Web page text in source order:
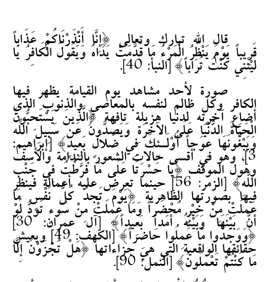
قال الله تبارك وتعالى {إِنَّا أَنْذَرْنَاكُمْ عَذَاباً
قَرِيباً يَوْمَ يَنْظُرُ الْمَرْءُ مَا قَدَّمَتْ يَدَاهُ وَيَقُولُ الْكَافِرُ يَا
لَيْتَنِي كُنْتُ تُرَاباً} [النبأ: 40].
صورة لأحد مشاهد يوم القيامة يظهر فيها
الكافر وكل ظالم لنفسه بالمعاصي والذنوب الذي
أضاع آخرته لدنيا هزيلة تافهة {الَّذِينَ يَسْتَحِبُّونَ
الْحَيَاةَ الدُّنْيَا عَلَى الآخِرَةِ وَيَصُدُّونَ عَن سَبِيلِ اللّهِ
وَيَبْغُونَهَا عِوَجاً أُوْلَـئِكَ فِي ضَلاَلٍ بَعِيدٍ} [إبراهيم:
3]، وهو في أقسى حالات الشعور بالندامة والأسف
وهول الموقف {يَا حَسْرَتَا عَلَى مَا فَرَّطْتُ فِي جَنْبِ
اللَّهِ} [الزمر: 56] حينما تعرض عليه أعماله فينظر
فيها بصورتها الظاهرية {يَوْمَ تَجِدُ كُلُّ نَفْسٍ مَا
عَمِلَتْ مِنْ خَيْرٍ مُحْضَراً وَمَا عَمِلَتْ مِنْ سُوءٍ تَوَدُّ لَوْ
أَنَّ بَيْنَهَا وَبَيْنَهُ أَمَداً بَعِيداً} [آل عمران: 30]
{وَوَجَدُوا مَا عَمِلُوا حَاضِراً} [الكهف: 49] ويعيش
حقائقها الواقعية التي هي جزاءاتها {هَلْ تُجْزَوْنَ إِلَّا
مَا كُنْتُمْ تَعْمَلُونَ} [النمل: 90].